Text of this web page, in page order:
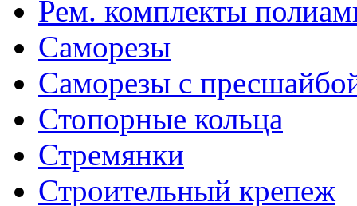
Рем. комплекты
Саморезы
Саморезы с
Стопорные кольца
Стремянки
Строительный крепеж